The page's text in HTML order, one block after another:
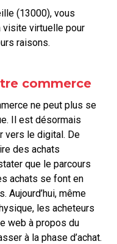
(13000), vous
visite virtuelle pour
raisons.
commerce
ne peut plus se
Il est désormais
vers le digital. De
des achats
que le parcours
achats se font en
Aujourd’hui, même
les acheteurs
web à propos du
à la phase d’achat.